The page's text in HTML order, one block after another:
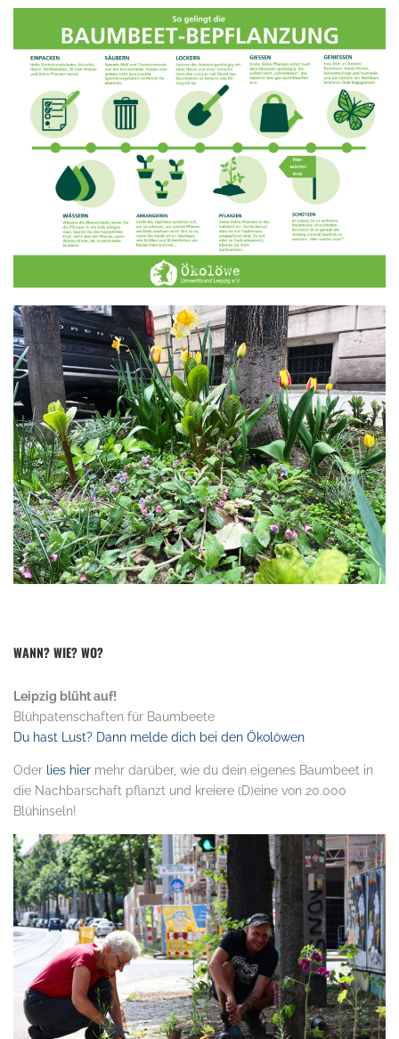
WANN? WIE? WO?
Leipzig blüht auf!
Blühpatenschaften für Baumbeete
Du hast Lust? Dann melde dich bei den Ökolöwen
Oder lies hier mehr darüber, wie du dein eigenes Baumbeet in
die Nachbarschaft pflanzt und kreiere (D)eine von 20.000
Blühinseln!